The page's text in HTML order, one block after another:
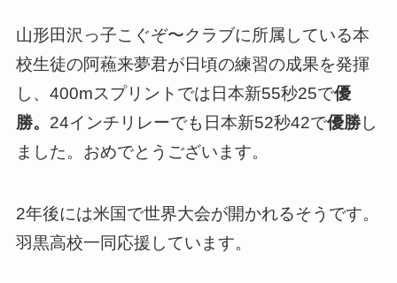
山形田沢っ子こぐぞ〜クラブに所属している本
校生徒の阿蘓来夢君が日頃の練習の成果を発揮
し、400mスプリントでは日本新55秒25で優
勝。 24インチリレーでも日本新52秒42で優勝し
ました。おめでとうございます。
2年後には米国で世界大会が開かれるそうです。
羽黒高校一同応援しています。